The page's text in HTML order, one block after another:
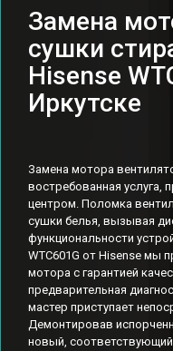
Замена
сушки
Hisense
Иркутске
Замена мотора
востребованная
центром. Поломка
сушки белья, вызывая
функциональности
WTC601G от Hisense мы
мотора с гарантией
предварительная
мастер приступает
Демонтировав
новый, соответствующий